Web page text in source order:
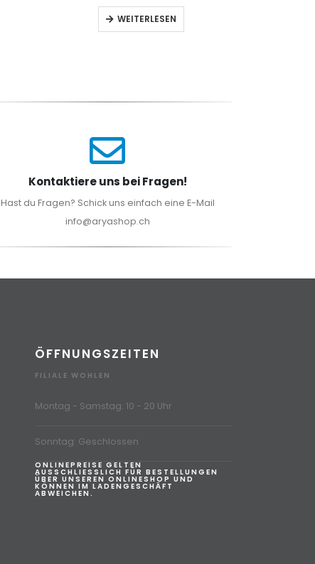
WEITERLESEN
Kontaktiere uns bei Fragen!
Hast du Fragen? Schick uns einfach eine E-Mail
info@aryashop.ch
ÖFFNUNGSZEITEN
FILIALE WOHLEN
Montag - Samstag: 10 - 20 Uhr
Sonntag: Geschlossen
ONLINEPREISE GELTEN
AUSSCHLIESSLICH FÜR BESTELLUNGEN
ÜBER UNSEREN ONLINESHOP UND
KÖNNEN IM LADENGESCHÄFT
ABWEICHEN.